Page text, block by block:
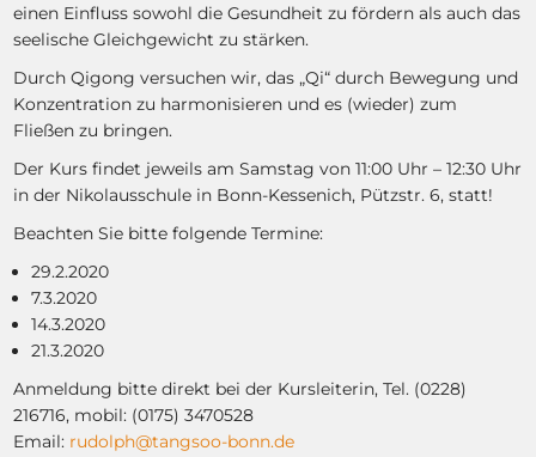
einen Einfluss sowohl die Gesundheit zu fördern als auch das
seelische Gleichgewicht zu stärken.
Durch Qigong versuchen wir, das „Qi“ durch Bewegung und
Konzentration zu harmonisieren und es (wieder) zum
Fließen zu bringen.
Der Kurs findet jeweils am Samstag von 11:00 Uhr – 12:30 Uhr
in der Nikolausschule in Bonn-Kessenich, Pützstr. 6, statt!
Beachten Sie bitte folgende Termine:
29.2.2020
7.3.2020
14.3.2020
21.3.2020
Anmeldung bitte direkt bei der Kursleiterin, Tel. (0228)
216716, mobil: (0175) 3470528
Email: rudolph@tangsoo-bonn.de